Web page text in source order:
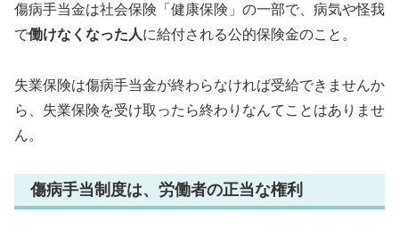
傷病手当金は社会保険「健康保険」の一部で、病気や怪我
で働けなくなった人に給付される公的保険金のこと。
失業保険は傷病手当金が終わらなければ受給できませんか
ら、失業保険を受け取ったら終わりなんてことはありませ
ん。
傷病手当制度は、労働者の正当な権利